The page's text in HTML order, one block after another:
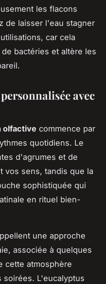
les flacons
de laisser l'eau stagner
car cela
bactéries et altère les
avec
olfactive commence par
quotidiens. Le
d'agrumes et de
vos sens, tandis que la
sophistiquée qui
en rituel bien-
une approche
associée à quelques
cette atmosphère
soirées. L'eucalyptus